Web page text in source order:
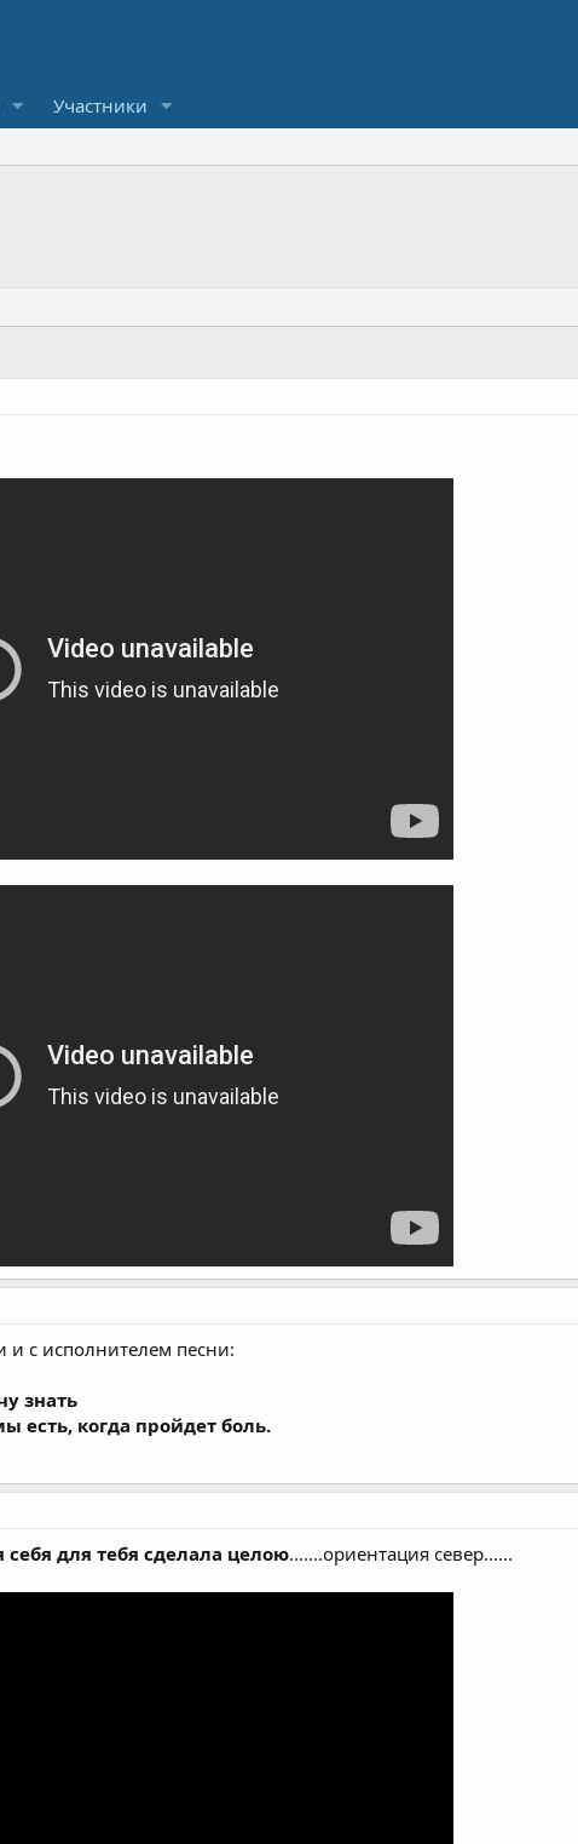
Участники
и с исполнителем песни:
знать
есть, когда пройдет боль.
себя для тебя сделала целою.......ориентация север......